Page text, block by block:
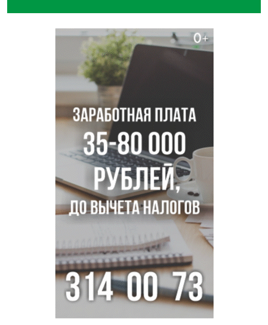
В Новосибирске минздрав объявил бесплатную
В Новосибирске врачи прооперировали 25 тысяч
пациентов с катарактой
Знаменитый орангутан Бату отметил юбилей в
новосибирском зоопарке
Новосибирские хирурги спасли сердце восьмиклассницы
с донорским клапаном